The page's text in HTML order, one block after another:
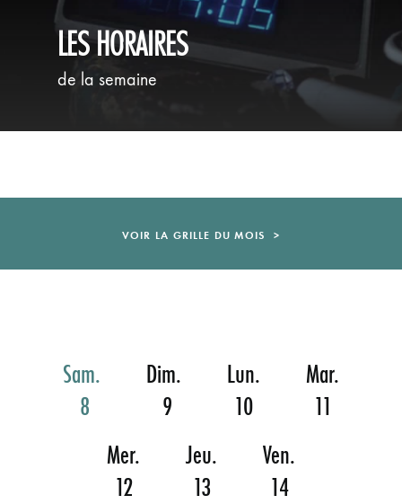
PROCHAINEMENT
ÉVÉNEMENTS
JEUNE PUBLIC ET ADOS
PRATIQUE
LES HORAIRES
de la semaine
VOIR LA GRILLE DU MOIS  >
Sam.
8
Dim.
9
Lun.
10
Mar.
11
Mer.
12
Jeu.
13
Ven.
14